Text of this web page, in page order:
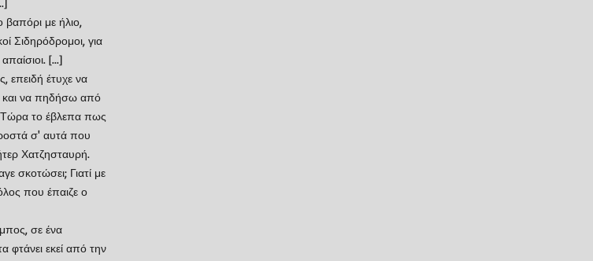
με ήλιο,
Σιδηρόδρομοι, για
[...]
επειδή έτυχε να
και να πηδήσω από
το έβλεπα πως
σ' αυτά που
Χατζησταυρή.
σκοτώσει; Γιατί με
που έπαιζε ο
σε ένα
φτάνει εκεί από την